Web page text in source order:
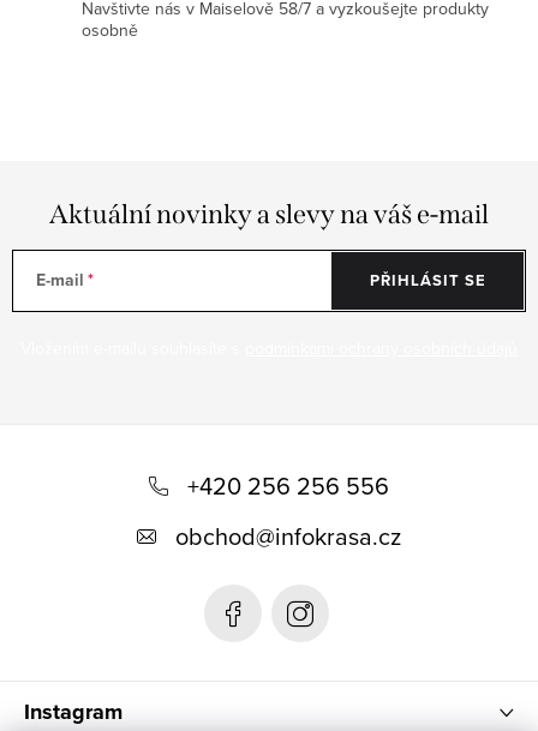
Navštivte nás v Maiselově 58/7 a vyzkoušejte produkty
osobně
Aktuální novinky a slevy na váš e-mail
E-mail PŘIHLÁSIT SE
Instagram
+420 256 256 556
obchod@infokrasa.cz